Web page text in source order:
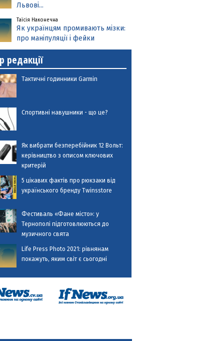
Львові...
Таїсія Наконечна
Як українцям промивають мізки:
про маніпуляції і фейки
редакції
Тактичні годинники Garmin
Спортивні навушники - що це?
Як вибрати безперебійник 12 Вольт:
керівництво з описом ключових
критерій
5 цікавих фактів про рюкзаки від
українського бренду Twinsstore
Фестиваль «Фане місто»: у
Тернополі підготовлюються до
музичного свята
Life Press Photo 2021: рівнянам
покажуть, яким світ є сьогодні